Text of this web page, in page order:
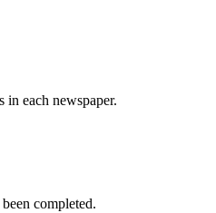
in each newspaper.
completed.